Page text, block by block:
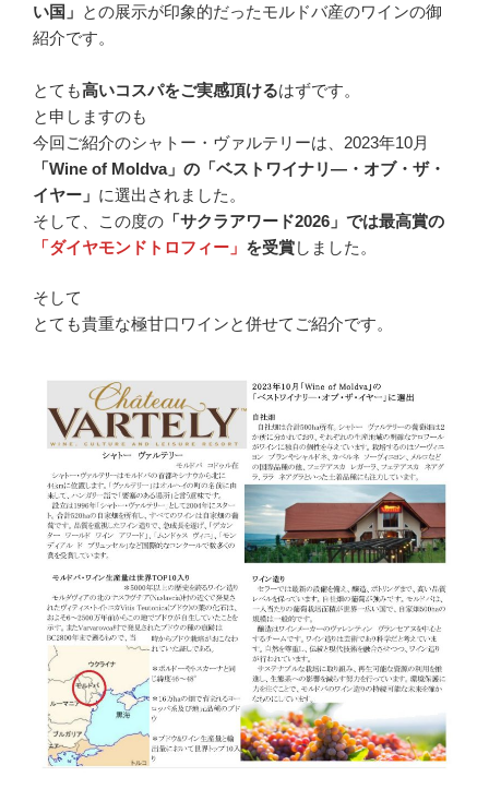
い国」 との展示が印象的だったモルドバ産のワインの御
紹介です。
とても高いコスパをご実感頂けるはずです。
と申しますのも
今回ご紹介のシャトー・ヴァルテリーは、2023年10月
「Wine of Moldva」の「ベストワイナリ―・オブ・ザ・
イヤー」 に選出されました。
そして、この度の 「サクラアワード2026」では最高賞の
「ダイヤモンドトロフィー」 を受賞しました。
そして
とても貴重な極甘口ワインと併せてご紹介です。